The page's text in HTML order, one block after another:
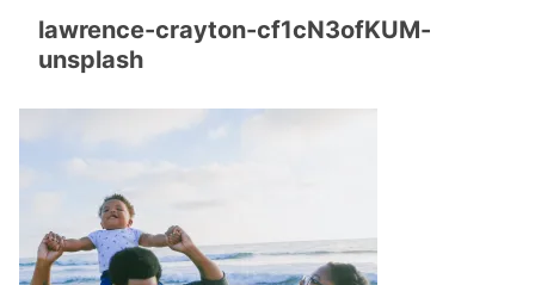
lawrence-crayton-cf1cN3ofKUM-
unsplash